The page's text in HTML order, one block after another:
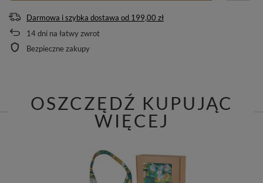
Darmowa i szybka dostawa od 199,00 zł
14dni na łatwy zwrot
Bezpieczne zakupy
OSZCZĘDŹ KUPUJĄC
WIĘCEJ